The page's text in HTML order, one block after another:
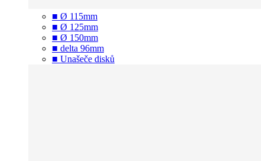
■ Ø 115mm
■ Ø 125mm
■ Ø 150mm
■ delta 96mm
■ Unašeče disků